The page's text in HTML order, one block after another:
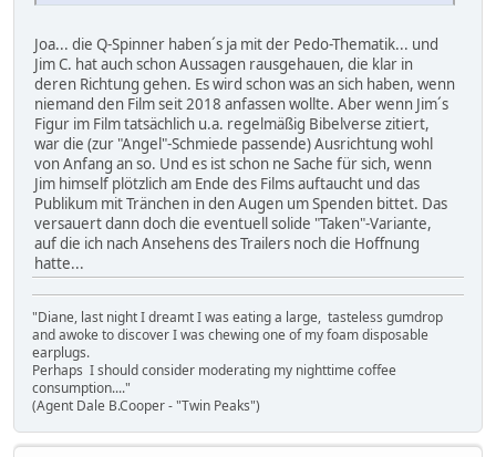
Joa... die Q-Spinner haben´s ja mit der Pedo-Thematik... und
Jim C. hat auch schon Aussagen rausgehauen, die klar in
deren Richtung gehen. Es wird schon was an sich haben, wenn
niemand den Film seit 2018 anfassen wollte. Aber wenn Jim´s
Figur im Film tatsächlich u.a. regelmäßig Bibelverse zitiert,
war die (zur "Angel"-Schmiede passende) Ausrichtung wohl
von Anfang an so. Und es ist schon ne Sache für sich, wenn
Jim himself plötzlich am Ende des Films auftaucht und das
Publikum mit Tränchen in den Augen um Spenden bittet. Das
versauert dann doch die eventuell solide "Taken"-Variante,
auf die ich nach Ansehens des Trailers noch die Hoffnung
hatte...
"Diane, last night I dreamt I was eating a large, tasteless gumdrop
and awoke to discover I was chewing one of my foam disposable
earplugs.
Perhaps I should consider moderating my nighttime coffee
consumption...."
(Agent Dale B.Cooper - "Twin Peaks")